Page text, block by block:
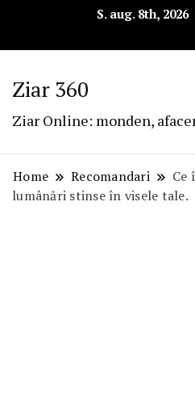
S. aug. 8th, 2026
Ziar 360
Ziar Online: monden,
Home Recomandari
Ce
lumânări stinse în visele tale.